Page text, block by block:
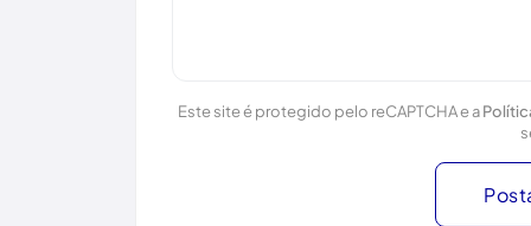
Este site é protegido pelo reCAPTCHA e a